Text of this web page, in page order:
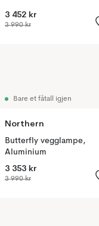
3 452 kr
3 990 kr
Bare et fåtall igjen
Northern
Butterfly vegglampe,
Aluminium
3 353 kr
3 990 kr